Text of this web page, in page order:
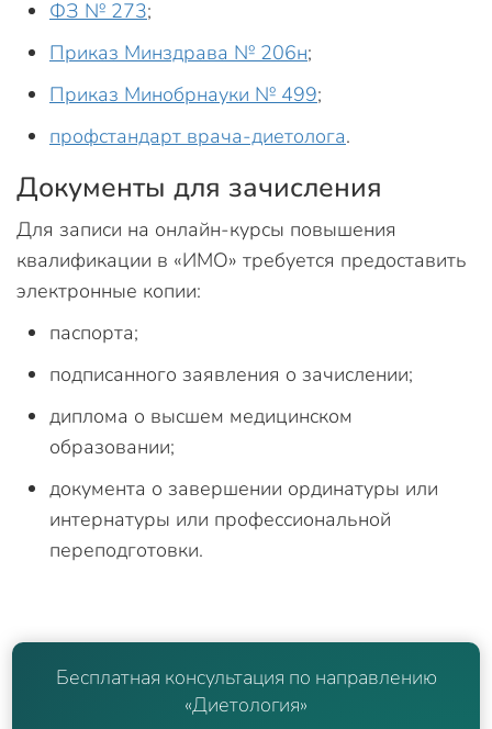
ФЗ № 273;
Приказ Минздрава № 206н;
Приказ Минобрнауки № 499;
профстандарт врача-диетолога.
Документы для зачисления
Для записи на онлайн-курсы повышения
квалификации в «ИМО» требуется предоставить
электронные копии:
паспорта;
подписанного заявления о зачислении;
диплома о высшем медицинском
образовании;
документа о завершении ординатуры или
интернатуры или профессиональной
переподготовки.
Бесплатная консультация по направлению
«Диетология»